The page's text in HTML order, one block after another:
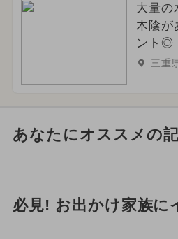
大量の
木陰が
ント◎
三重
あなたにオススメの
必見! お出かけ家族に